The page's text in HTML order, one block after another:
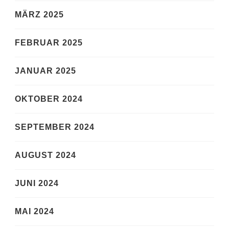
MÄRZ 2025
FEBRUAR 2025
JANUAR 2025
OKTOBER 2024
SEPTEMBER 2024
AUGUST 2024
JUNI 2024
MAI 2024